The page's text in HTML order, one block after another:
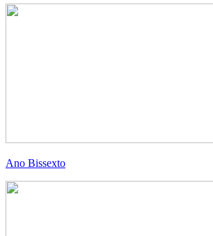
Ano Bissexto